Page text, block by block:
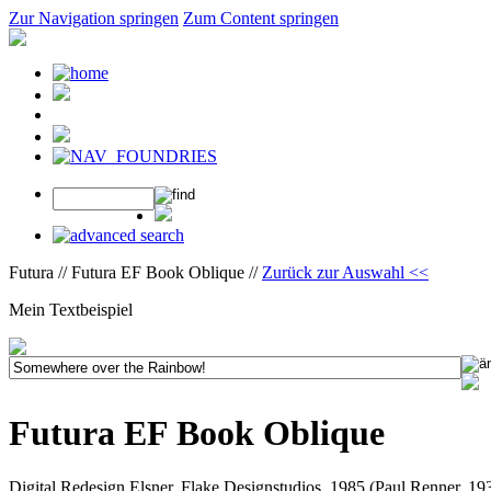
Zur Navigation springen Zum Content springen
Futura // Futura EF Book Oblique // Zurück zur Auswahl <<
Mein Textbeispiel
Futura EF Book Oblique
Digital Redesign Elsner, Flake Designstudios, 1985 (Paul Renner,